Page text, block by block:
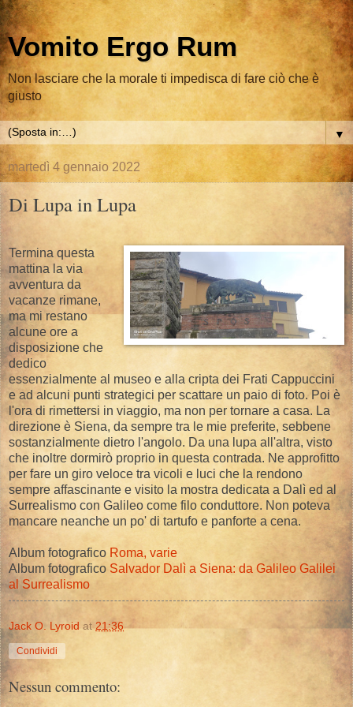
Vomito Ergo Rum
Non lasciare che la morale ti impedisca di fare ciò che è
giusto
▼
martedì 4 gennaio 2022
Di Lupa in Lupa
Termina questa
mattina la via
avventura da
vacanze rimane,
ma mi restano
alcune ore a
disposizione che
dedico
essenzialmente al museo e alla cripta dei Frati Cappuccini
e ad alcuni punti strategici per scattare un paio di foto. Poi è
l'ora di rimettersi in viaggio, ma non per tornare a casa. La
direzione è Siena, da sempre tra le mie preferite, sebbene
sostanzialmente dietro l'angolo. Da una lupa all'altra, visto
che inoltre dormirò proprio in questa contrada. Ne approfitto
per fare un giro veloce tra vicoli e luci che la rendono
sempre affascinante e visito la mostra dedicata a Dalì ed al
Surrealismo con Galileo come filo conduttore. Non poteva
mancare neanche un po' di tartufo e panforte a cena.
Album fotografico Roma, varie
Album fotografico Salvador Dalì a Siena: da Galileo Galilei
al Surrealismo
Jack O. Lyroid at 21:36
Condividi
Nessun commento: